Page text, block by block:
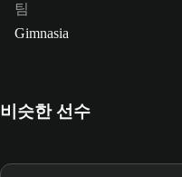
팀
Gimnasia
비슷한 선수